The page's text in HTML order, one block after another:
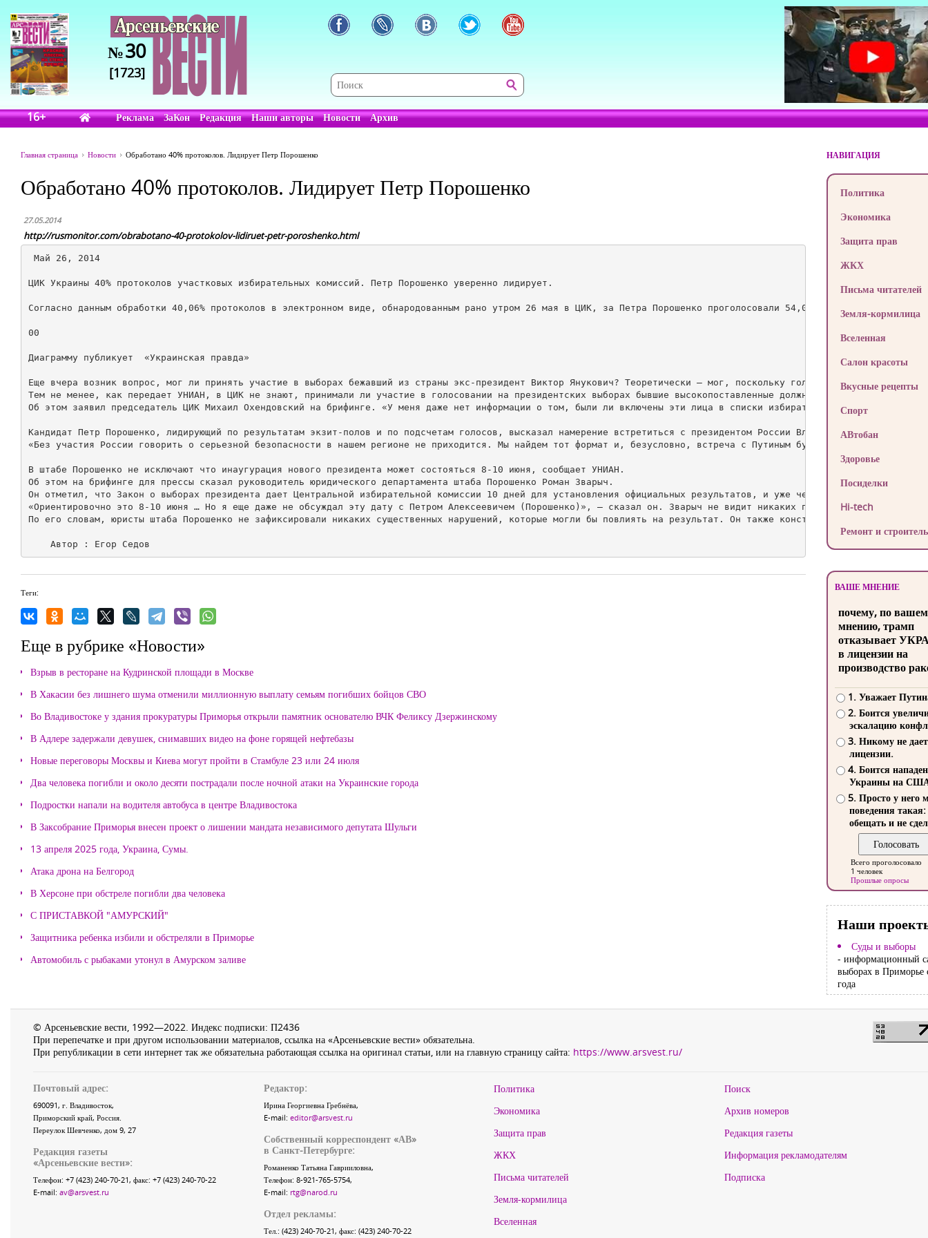
№30
[1723]
16+ Реклама ЗаКон Редакция Наши авторы Новости Архив
Главная страница Новости Обработано 40% протоколов. Лидирует Петр Порошенко
Обработано 40% протоколов. Лидирует Петр Порошенко
27.05.2014
http://rusmonitor.com/obrabotano-40-protokolov-lidiruet-petr-poroshenko.html
Май 26, 2014
ЦИК Украины 40% протоколов участковых избирательных комиссий. Петр Порошенко уверенно лидирует.
Согласно данным обработки 40,06% протоколов в электронном виде, обнародованным рано утром 26 мая в ЦИК, за Петра Порошенко проголосовали 54,09% избирателей,
00
Диаграмму публикует  «Украинская правда»
Еще вчера возник вопрос, мог ли принять участие в выборах бежавший из страны экс-президент Виктор Янукович? Теоретически — мог, поскольку голосование было
Тем не менее, как передает УНИАН, в ЦИК не знают, принимали ли участие в голосовании на президентских выборах бывшие высокопоставленные должностные лица, которые
Об этом заявил председатель ЦИК Михаил Охендовский на брифинге. «У меня даже нет информации о том, были ли включены эти лица в списки избирателей, — сказал он.
Кандидат Петр Порошенко, лидирующий по результатам экзит-полов и по подсчетам голосов, высказал намерение встретиться с президентом России Владимиром Путиным.
«Без участия России говорить о серьезной безопасности в нашем регионе не приходится. Мы найдем тот формат и, безусловно, встреча с Путиным будет», — передает его
В штабе Порошенко не исключают что инаугурация нового президента может состояться 8-10 июня, сообщает УНИАН.
Об этом на брифинге для прессы сказал руководитель юридического департамента штаба Порошенко Роман Зварыч.
Он отметил, что Закон о выборах президента дает Центральной избирательной комиссии 10 дней для установления официальных результатов, и уже через пять дней после
«Ориентировочно это 8-10 июня … Но я еще даже не обсуждал эту дату с Петром Алексеевичем (Порошенко)», — сказал он. Зварыч не видит никаких проблем с тем, чтобы
По его словам, юристы штаба Порошенко не зафиксировали никаких существенных нарушений, которые могли бы повлиять на результат. Он также констатировал, что
Теги:
Еще в рубрике «Новости»
Взрыв в ресторане на Кудринской площади в Москве
В Хакасии без лишнего шума отменили миллионную выплату семьям погибших бойцов СВО
Во Владивостоке у здания прокуратуры Приморья открыли памятник основателю ВЧК Феликсу Дзержинскому
В Адлере задержали девушек, снимавших видео на фоне горящей нефтебазы
Новые переговоры Москвы и Киева могут пройти в Стамбуле 23 или 24 июля
Два человека погибли и около десяти пострадали после ночной атаки на Украинские города
Подростки напали на водителя автобуса в центре Владивостока
В Заксобрание Приморья внесен проект о лишении мандата независимого депутата Шульги
13 апреля 2025 года, Украина, Сумы.
Атака дрона на Белгород
В Херсоне при обстреле погибли два человека
С ПРИСТАВКОЙ "АМУРСКИЙ"
Защитника ребенка избили и обстреляли в Приморье
Автомобиль с рыбаками утонул в Амурском заливе
НАВИГАЦИЯ
Политика
Экономика
Защита прав
ЖКХ
Письма читателей
Земля-кормилица
Вселенная
Салон красоты
Вкусные рецепты
Спорт
АВтобан
Здоровье
Посиделки
Hi-tech
Ремонт и
ВАШЕ МНЕНИЕ
почему, по
мнению, трамп
отказывает
в лицензии на
производство
1. Уважает
2. Боится
эскалацию
3. Никому не
лицензии.
4. Боится
Украины на
5. Просто у него
поведения такая:
обещать и не
Всего проголосовало
1 человек
Прошлые опросы
Наши
Суды и выборы
- информационный
выборах в Приморье
года
© Арсеньевские вести, 1992—2022. Индекс подписки: П2436
При перепечатке и при другом использовании материалов, ссылка на «Арсеньевские вести» обязательна.
При републикации в сети интернет так же обязательна работающая ссылка на оригинал статьи, или на главную страницу сайта: https://www.arsvest.ru/
Почтовый адрес:
690091, г. Владивосток,
Приморский край, Россия.
Переулок Шевченко, дом 9, 27
Редакция газеты
«Арсеньевские вести»:
Телефон: +7 (423) 240-70-21, факс: +7 (423) 240-70-22
E-mail: av@arsvest.ru
Редактор:
Ирина Георгиевна Гребнёва,
E-mail: editor@arsvest.ru
Собственный корреспондент «АВ»
в Санкт-Петербурге:
Романенко Татьяна Гаврииловна,
Телефон: 8-921-765-5754,
E-mail: rtg@narod.ru
Отдел рекламы:
Тел.: (423) 240-70-21, факс: (423) 240-70-22
Политика
Экономика
Защита прав
ЖКХ
Письма читателей
Земля-кормилица
Вселенная
Поиск
Архив номеров
Редакция газеты
Информация рекламодателям
Подписка